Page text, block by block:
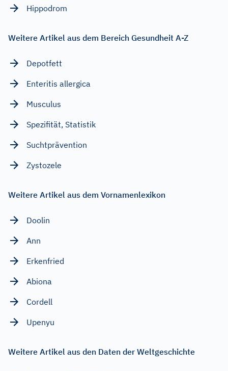
Hippodrom
Weitere Artikel aus dem Bereich Gesundheit A-Z
Depotfett
Enteritis allergica
Musculus
Spezifität, Statistik
Suchtprävention
Zystozele
Weitere Artikel aus dem Vornamenlexikon
Doolin
Ann
Erkenfried
Abiona
Cordell
Upenyu
Weitere Artikel aus den Daten der Weltgeschichte